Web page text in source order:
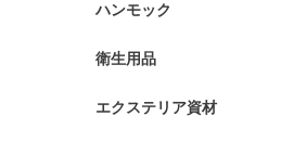
ハンモック
衛生用品
エクステリア資材